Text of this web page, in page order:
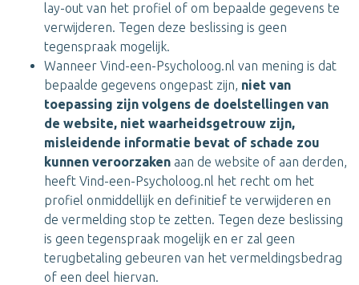
lay-out van het profiel of om bepaalde gegevens te
verwijderen. Tegen deze beslissing is geen
tegenspraak mogelijk.
Wanneer Vind-een-Psycholoog.nl van mening is dat
bepaalde gegevens ongepast zijn, niet van
toepassing zijn volgens de doelstellingen van
de website, niet waarheidsgetrouw zijn,
misleidende informatie bevat of schade zou
kunnen veroorzaken aan de website of aan derden,
heeft Vind-een-Psycholoog.nl het recht om het
profiel onmiddellijk en definitief te verwijderen en
de vermelding stop te zetten. Tegen deze beslissing
is geen tegenspraak mogelijk en er zal geen
terugbetaling gebeuren van het vermeldingsbedrag
of een deel hiervan.